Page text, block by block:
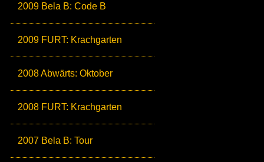
2009 Bela B: Code B
2009 FURT: Krachgarten
2008 Abwärts: Oktober
2008 FURT: Krachgarten
2007 Bela B: Tour